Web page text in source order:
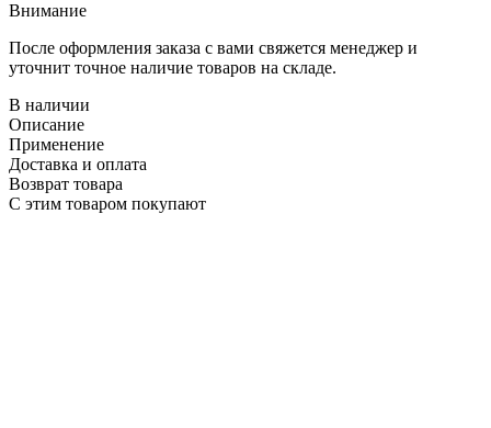
Внимание
После оформления заказа с вами свяжется менеджер и
уточнит точное наличие товаров на складе.
В наличии
Описание
Применение
Доставка и оплата
Возврат товара
С этим товаром покупают